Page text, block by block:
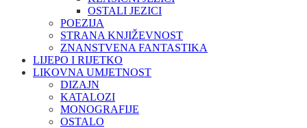
OSTALI JEZICI
POEZIJA
STRANA KNJIŽEVNOST
ZNANSTVENA FANTASTIKA
LIJEPO I RIJETKO
LIKOVNA UMJETNOST
DIZAJN
KATALOZI
MONOGRAFIJE
OSTALO